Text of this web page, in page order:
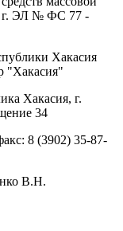
г. ЭЛ № ФС 77 -
Хакасия
"Хакасия"
Хакасия, г.
34
8 (3902) 35-87-
В.Н.